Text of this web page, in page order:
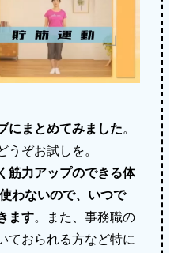
にまとめてみました。
うぞお試しを。
筋力アップのできる体
わないので、いつで
ます。また、事務職の
ておられる方など特に